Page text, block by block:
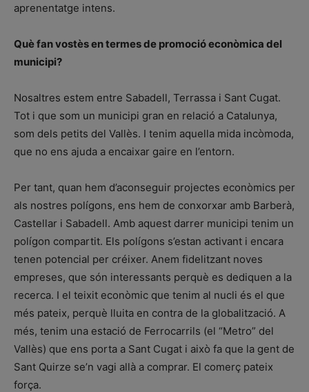
aprenentatge intens.
Què fan vostès en termes de promoció econòmica del
municipi?
Nosaltres estem entre Sabadell, Terrassa i Sant Cugat.
Tot i que som un municipi gran en relació a Catalunya,
som dels petits del Vallès. I tenim aquella mida incòmoda,
que no ens ajuda a encaixar gaire en l’entorn.
Per tant, quan hem d’aconseguir projectes econòmics per
als nostres polígons, ens hem de conxorxar amb Barberà,
Castellar i Sabadell. Amb aquest darrer municipi tenim un
polígon compartit. Els polígons s’estan activant i encara
tenen potencial per créixer. Anem fidelitzant noves
empreses, que són interessants perquè es dediquen a la
recerca. I el teixit econòmic que tenim al nucli és el que
més pateix, perquè lluita en contra de la globalització. A
més, tenim una estació de Ferrocarrils (el “Metro” del
Vallès) que ens porta a Sant Cugat i això fa que la gent de
Sant Quirze se’n vagi allà a comprar. El comerç pateix
força.